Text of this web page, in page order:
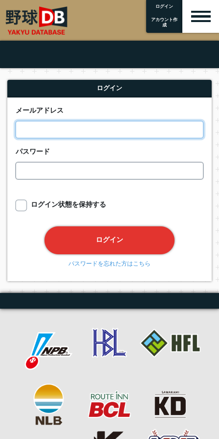
ログイン
アカウント作
成
ログイン
メールアドレス
パスワード
ログイン状態を保持する
ログイン
パスワードを忘れた方はこちら